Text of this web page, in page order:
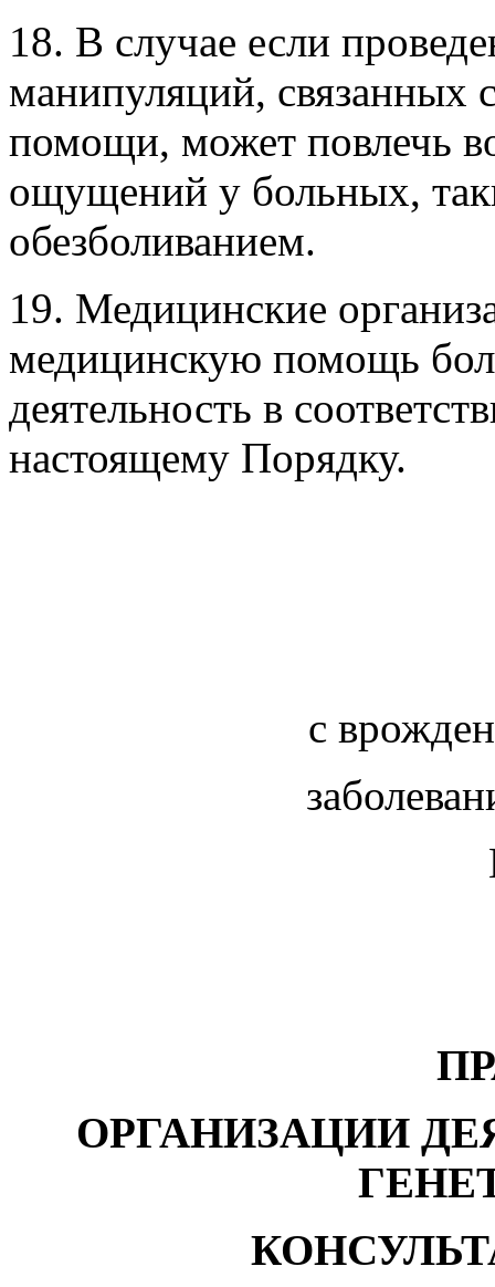
18. В случае если
манипуляций, связанных
помощи, может повлечь
ощущений у больных,
обезболиванием.
19. Медицинские
медицинскую помощь
деятельность в
настоящему Порядку.
с
ОРГАНИЗАЦИИ